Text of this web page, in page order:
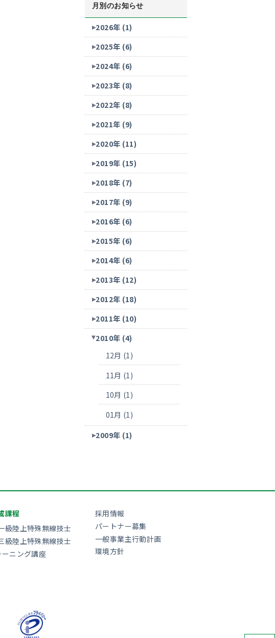
月別のお知らせ
2026年 (1)
2025年 (6)
2024年 (6)
2023年 (8)
2022年 (8)
2021年 (9)
2020年 (11)
2019年 (15)
2018年 (7)
2017年 (9)
2016年 (6)
2015年 (6)
2014年 (6)
2013年 (12)
2012年 (18)
2011年 (10)
2010年 (4)
12月 (1)
11月 (1)
10月 (1)
01月 (1)
2009年 (1)
課程
級陸上特殊無線技士
級陸上特殊無線技士
ニング講座
採用情報
パートナー募集
一般事業主行動計画
環境方針